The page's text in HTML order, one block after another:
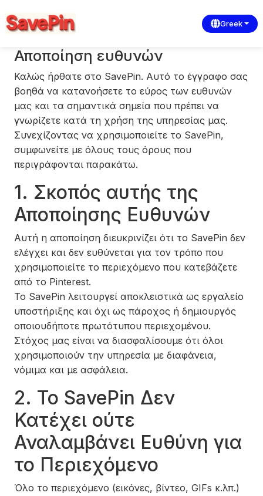
Greek
Αποποίηση ευθυνών
Καλώς ήρθατε στο SavePin. Αυτό το έγγραφο σας
βοηθά να κατανοήσετε το εύρος των ευθυνών
μας και τα σημαντικά σημεία που πρέπει να
γνωρίζετε κατά τη χρήση της υπηρεσίας μας.
Συνεχίζοντας να χρησιμοποιείτε το SavePin,
συμφωνείτε με όλους τους όρους που
περιγράφονται παρακάτω.
1. Σκοπός αυτής της
Αποποίησης Ευθυνών
Αυτή η αποποίηση διευκρινίζει ότι το SavePin δεν
ελέγχει και δεν ευθύνεται για τον τρόπο που
χρησιμοποιείτε το περιεχόμενο που κατεβάζετε
από το Pinterest.
Το SavePin λειτουργεί αποκλειστικά ως εργαλείο
υποστήριξης και όχι ως πάροχος ή δημιουργός
οποιουδήποτε πρωτότυπου περιεχομένου.
Στόχος μας είναι να διασφαλίσουμε ότι όλοι
χρησιμοποιούν την υπηρεσία με διαφάνεια,
νόμιμα και με ασφάλεια.
2. Το SavePin Δεν
Κατέχει ούτε
Αναλαμβάνει Ευθύνη για
το Περιεχόμενο
Όλο το περιεχόμενο (εικόνες, βίντεο, GIFs κ.λπ.)